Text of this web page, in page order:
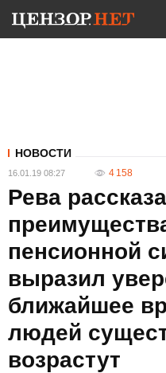
НОВОСТИ
16.01.19 08:27 4 158
Рева
пенсионной
выразил
ближайшее
людей
возрастут